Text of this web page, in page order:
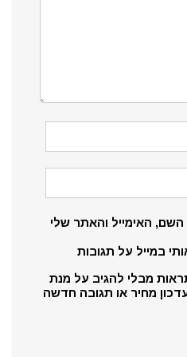
האימייל והאתר שלי
במייל על תגובות
מבלי להגיב על מנת
מחיר או תגובה חדשה